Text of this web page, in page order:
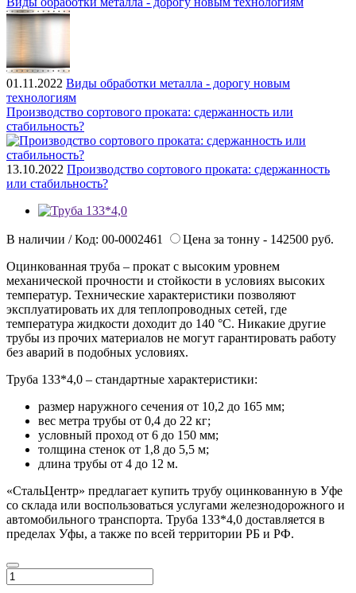
01.11.2022 Виды обработки металла - дорогу новым
технологиям
Производство сортового проката: сдержанность или
стабильность?
13.10.2022 Производство сортового проката: сдержанность
или стабильность?
В наличии / Код: 00-0002461
Цена за тонну - 142500 руб.
Оцинкованная труба – прокат с высоким уровнем
механической прочности и стойкости в условиях высоких
температур. Технические характеристики позволяют
эксплуатировать их для теплопроводных сетей, где
температура жидкости доходит до 140 °С. Никакие другие
трубы из прочих материалов не могут гарантировать работу
без аварий в подобных условиях.
Труба 133*4,0 – стандартные характеристики:
размер наружного сечения от 10,2 до 165 мм;
вес метра трубы от 0,4 до 22 кг;
условный проход от 6 до 150 мм;
толщина стенок от 1,8 до 5,5 м;
длина трубы от 4 до 12 м.
«СтальЦентр» предлагает купить трубу оцинкованную в Уфе
со склада или воспользоваться услугами железнодорожного и
автомобильного транспорта. Труба 133*4,0 доставляется в
пределах Уфы, а также по всей территории РБ и РФ.